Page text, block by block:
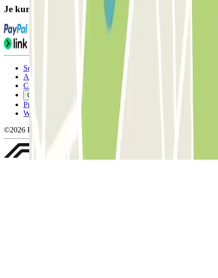
Je kunt deze betaalmethoden gebruiken:
Servicevoorwaarden
Annuleringsvoorwaarden
Cookiebeleid
Cookies beheren
Privacybeleid
Whistleblowing
©2026 Parclick. All rights reserved